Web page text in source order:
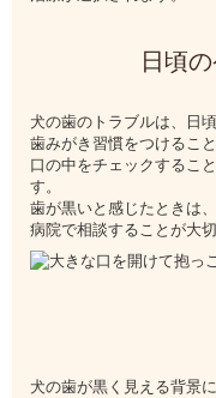
日頃
犬の歯のトラブルは、日
歯みがき習慣をつけるこ
口の中をチェックするこ
す。
歯が黒いと感じたときは
病院で相談することが大切
犬の歯が黒く見える背景